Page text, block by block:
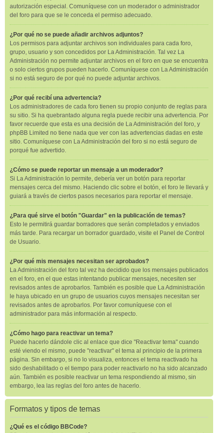
autorización especial. Comuníquese con un moderador o administrador
del foro para que se le conceda el permiso adecuado.
¿Por qué no se puede añadir archivos adjuntos?
Los permisos para adjuntar archivos son individuales para cada foro,
grupo, usuario y son concedidos por La Administración. Tal vez La
Administración no permite adjuntar archivos en el foro en que se encuentra
o solo ciertos grupos pueden hacerlo. Comuníquese con La Administración
si no está seguro de por qué no puede adjuntar archivos.
¿Por qué recibí una advertencia?
Los administradores de cada foro tienen su propio conjunto de reglas para
su sitio. Si ha quebrantado alguna regla puede recibir una advertencia. Por
favor recuerde que esta es una decisión de La Administración del foro, y
phpBB Limited no tiene nada que ver con las advertencias dadas en este
sitio. Comuníquese con La Administración del foro si no está seguro de
porqué fue advertido.
¿Cómo se puede reportar un mensaje a un moderador?
Si La Administración lo permite, debería ver un botón para reportar
mensajes cerca del mismo. Haciendo clic sobre el botón, el foro le llevará y
guiará a través de ciertos pasos necesarios para reportar el mensaje.
¿Para qué sirve el botón "Guardar" en la publicación de temas?
Esto le permitirá guardar borradores que serán completados y enviados
más tarde. Para recargar un borrador guardado, visite el Panel de Control
de Usuario.
¿Por qué mis mensajes necesitan ser aprobados?
La Administración del foro tal vez ha decidido que los mensajes publicados
en el foro, en el que estas intentando publicar mensajes, necesiten ser
revisados antes de aprobarlos. También es posible que La Administración
le haya ubicado en un grupo de usuarios cuyos mensajes necesitan ser
revisados antes de aprobarlos. Por favor comuníquese con el
administrador para más información al respecto.
¿Cómo hago para reactivar un tema?
Puede hacerlo dándole clic al enlace que dice "Reactivar tema" cuando
esté viendo el mismo, puede "reactivar" el tema al principio de la primera
página. Sin embargo, si no lo visualiza, entonces el tema reactivado ha
sido deshabilitado o el tiempo para poder reactivarlo no ha sido alcanzado
aún. También es posible reactivar un tema respondiendo al mismo, sin
embargo, lea las reglas del foro antes de hacerlo.
Formatos y tipos de temas
¿Qué es el código BBCode?